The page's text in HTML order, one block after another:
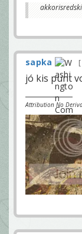
sapka
jó kis punt
Attribution No